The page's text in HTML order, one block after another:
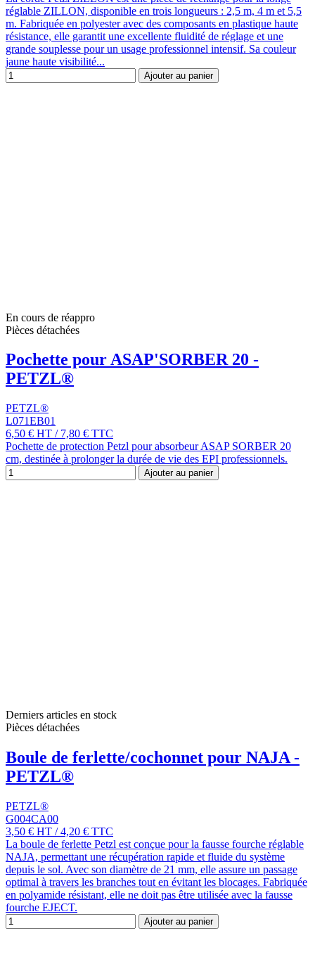
réglable ZILLON, disponible en trois longueurs : 2,5 m, 4 m et 5,5
m. Fabriquée en polyester avec des composants en plastique haute
résistance, elle garantit une excellente fluidité de réglage et une
grande souplesse pour un usage professionnel intensif. Sa couleur
jaune haute visibilité...
Ajouter au panier
En cours de réappro
Pièces détachées
Pochette pour ASAP'SORBER 20 -
PETZL®
PETZL®
L071EB01
6,50 € HT / 7,80 € TTC
Pochette de protection Petzl pour absorbeur ASAP SORBER 20
cm, destinée à prolonger la durée de vie des EPI professionnels.
Ajouter au panier
Derniers articles en stock
Pièces détachées
Boule de ferlette/cochonnet pour NAJA -
PETZL®
PETZL®
G004CA00
3,50 € HT /4,20 € TTC
La boule de ferlette Petzl est conçue pour la fausse fourche réglable
NAJA, permettant une récupération rapide et fluide du système
depuis le sol. Avec son diamètre de 21 mm, elle assure un passage
optimal à travers les branches tout en évitant les blocages. Fabriquée
en polyamide résistant, elle ne doit pas être utilisée avec la fausse
fourche EJECT.
Ajouter au panier